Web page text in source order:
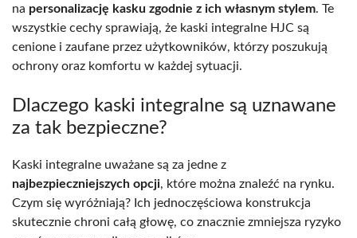
na personalizację kasku zgodnie z ich własnym stylem. Te
wszystkie cechy sprawiają, że kaski integralne HJC są
cenione i zaufane przez użytkowników, którzy poszukują
ochrony oraz komfortu w każdej sytuacji.
Dlaczego kaski integralne są uznawane
za tak bezpieczne?
Kaski integralne uważane są za jedne z
najbezpieczniejszych opcji, które można znaleźć na rynku.
Czym się wyróżniają? Ich jednoczęściowa konstrukcja
skutecznie chroni całą głowę, co znacznie zmniejsza ryzyko